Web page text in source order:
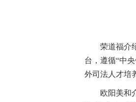
荣道福介
台，遵循“中
外司法人才培
欧阳美和